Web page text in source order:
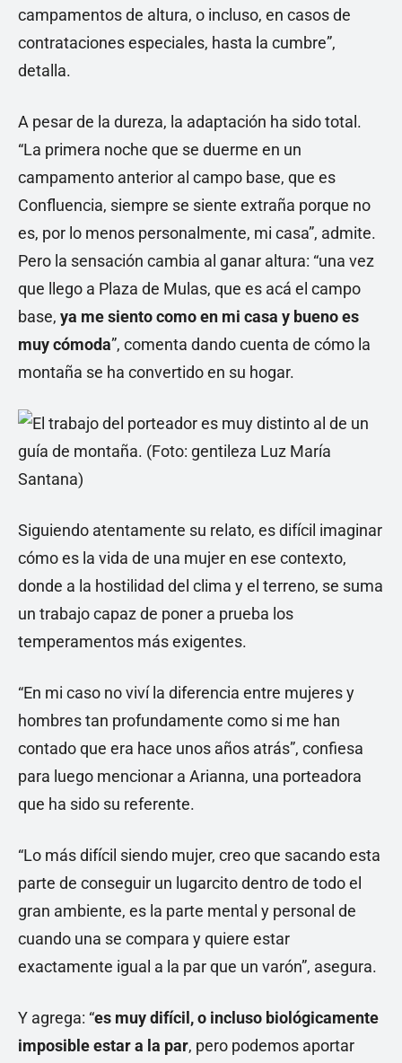
campamentos de altura, o incluso, en casos de
contrataciones especiales, hasta la cumbre”,
detalla.
A pesar de la dureza, la adaptación ha sido total.
“La primera noche que se duerme en un
campamento anterior al campo base, que es
Confluencia, siempre se siente extraña porque no
es, por lo menos personalmente, mi casa”, admite.
Pero la sensación cambia al ganar altura: “una vez
que llego a Plaza de Mulas, que es acá el campo
base, ya me siento como en mi casa y bueno es
muy cómoda”, comenta dando cuenta de cómo la
montaña se ha convertido en su hogar.
Siguiendo atentamente su relato, es difícil imaginar
cómo es la vida de una mujer en ese contexto,
donde a la hostilidad del clima y el terreno, se suma
un trabajo capaz de poner a prueba los
temperamentos más exigentes.
“En mi caso no viví la diferencia entre mujeres y
hombres tan profundamente como si me han
contado que era hace unos años atrás”, confiesa
para luego mencionar a Arianna, una porteadora
que ha sido su referente.
“Lo más difícil siendo mujer, creo que sacando esta
parte de conseguir un lugarcito dentro de todo el
gran ambiente, es la parte mental y personal de
cuando una se compara y quiere estar
exactamente igual a la par que un varón”, asegura.
Y agrega: “es muy difícil, o incluso biológicamente
imposible estar a la par, pero podemos aportar